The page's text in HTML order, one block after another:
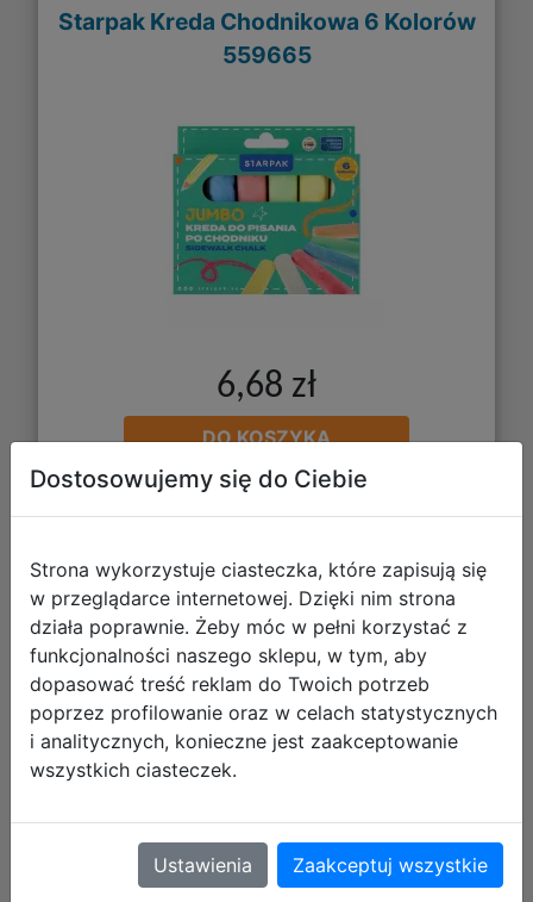
Starpak Kreda Chodnikowa 6 Kolorów
559665
6,68 zł
DO KOSZYKA
Galeria zdjęć
Starpak Plan Lekcji z Tabliczką
Dostosowujemy się do Ciebie
Strona wykorzystuje ciasteczka, które zapisują się
w przeglądarce internetowej. Dzięki nim strona
działa poprawnie. Żeby móc w pełni korzystać z
funkcjonalności naszego sklepu, w tym, aby
dopasować treść reklam do Twoich potrzeb
poprzez profilowanie oraz w celach statystycznych
i analitycznych, konieczne jest zaakceptowanie
wszystkich ciasteczek.
Ustawienia Zaakceptuj wszystkie